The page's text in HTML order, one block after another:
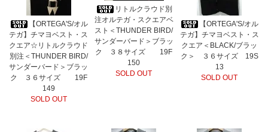
【ORTEGA'S/オル
テガ】チマヨベスト・ス
クエア☆リトルクラウド
別注＜THUNDER BIRD/
サンダーバード＞ブラッ
ク ３６サイズ 19F
149
SOLD OUT
リトルクラウド別
注オルテガ・スクエアベ
スト＜THUNDER BIRD/
サンダーバード＞ブラッ
ク ３８サイズ 19F
150
SOLD OUT
【ORTEGA'S/オル
テガ】チマヨベスト・ス
クエア＜BLACK/ブラッ
ク＞ ３６サイズ 19S
13
SOLD OUT